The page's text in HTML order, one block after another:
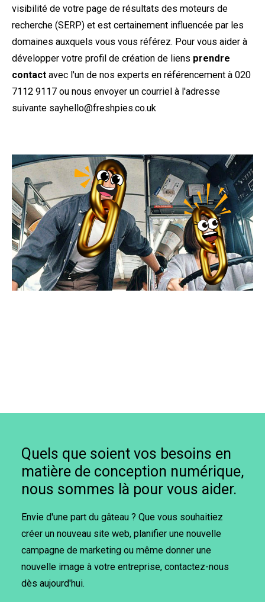
visibilité de votre page de résultats des moteurs de
recherche (SERP) et est certainement influencée par les
domaines auxquels vous vous référez. Pour vous aider à
développer votre profil de création de liens prendre
contact avec l'un de nos experts en référencement à 020
7112 9117 ou nous envoyer un courriel à l'adresse
suivante sayhello@freshpies.co.uk
Quels que soient vos besoins en
matière de conception numérique,
nous sommes là pour vous aider.
Envie d'une part du gâteau ? Que vous souhaitiez
créer un nouveau site web, planifier une nouvelle
campagne de marketing ou même donner une
nouvelle image à votre entreprise, contactez-nous
dès aujourd'hui.